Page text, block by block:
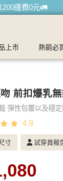
運費0元🚛
件$999🧔
上市 熱銷必
前扣爆乳
彈性包覆以及穩
4.9
寸 試穿員報